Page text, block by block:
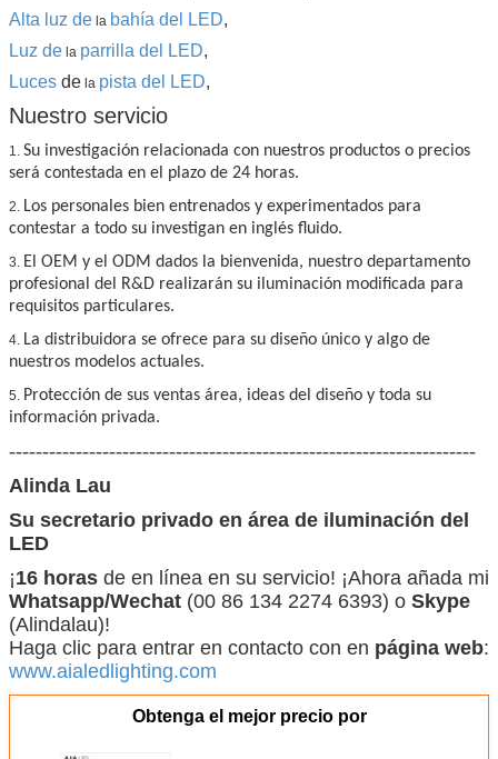
Alta luz de la bahía del LED,
Luz de la parrilla del LED,
Luces de la pista del LED,
Nuestro servicio
1. Su investigación relacionada con nuestros productos o precios
será contestada en el plazo de 24 horas.
2. Los personales bien entrenados y experimentados para
contestar a todo su investigan en inglés fluido.
3. El OEM y el ODM dados la bienvenida, nuestro departamento
profesional del R&D realizarán su iluminación modificada para
requisitos particulares.
4. La distribuidora se ofrece para su diseño único y algo de
nuestros modelos actuales.
5. Protección de sus ventas área, ideas del diseño y toda su
información privada.
----------------------------------------------------------------------
Alinda Lau
Su secretario privado en área de iluminación del
LED
¡16 horas de en línea en su servicio! ¡Ahora añada mi
Whatsapp/Wechat (00 86 134 2274 6393) o Skype
(Alindalau)!
Haga clic para entrar en contacto con en página web:
www.aialedlighting.com
Obtenga el mejor precio por